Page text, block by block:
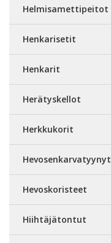
Helmisamettipeitot
Henkarisetit
Henkarit
Herätyskellot
Herkkukorit
Hevosenkarvatyynyt
Hevoskoristeet
Hiihtäjätontut